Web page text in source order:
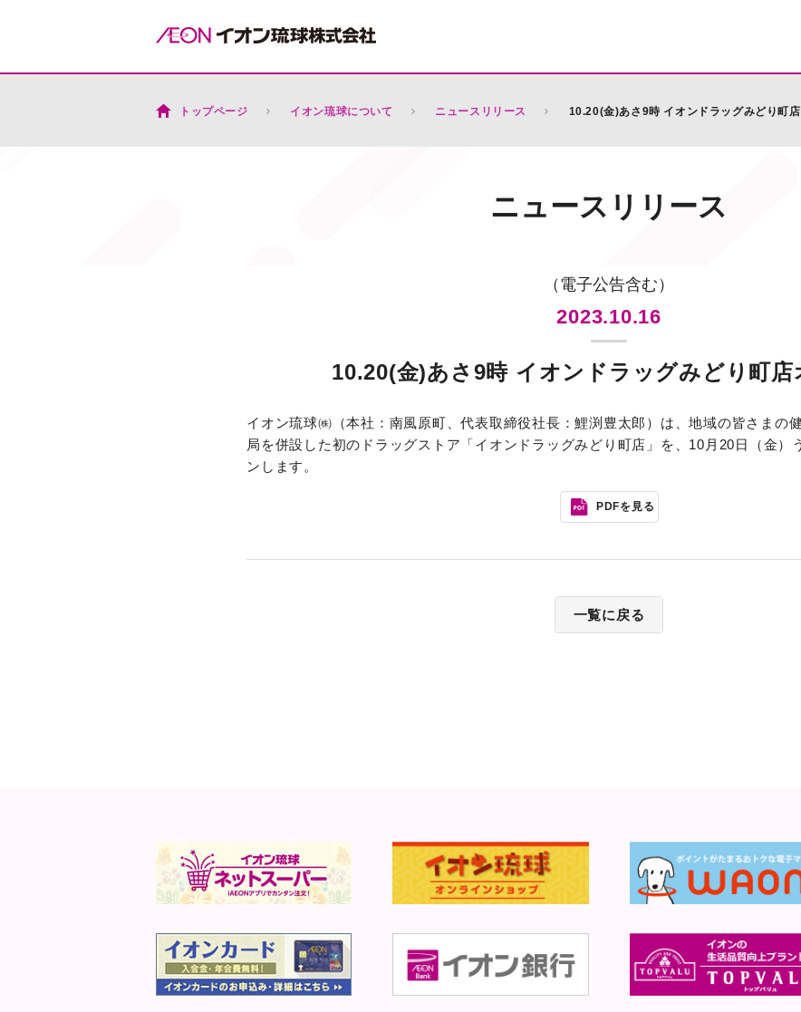
トップページ イオン琉球について ニュースリリース 10.20(金)あさ9時 イオンドラッグみどり町
ニュースリリース
（電子公告含む）
2023.10.16
10.20(金)あさ9時 イオンドラッグみどり町店
イオン琉球㈱（本社：南風原町、代表取締役社長：鯉渕豊太郎）は、地域の皆さまの
局を併設した初のドラッグストア「イオンドラッグみどり町店」を、10月20日（金）
ンします。
PDFを見る
一覧に戻る